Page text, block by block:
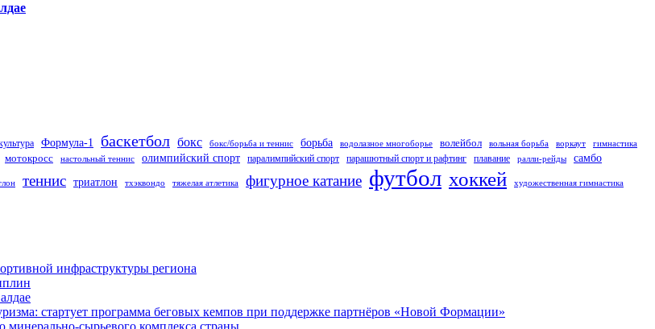
Формула-1 баскетбол бокс бокс/борьба и теннис борьба водолазное многоборье волейбол вольная борьба воркаут гимнастика
мотокросс настольный теннис олимпийский спорт паралимпийский спорт парашютный спорт и рафтинг плавание ралли-рейды
самбо
теннис триатлон тхэквондо тяжелая атлетика фигурное катание футбол хоккей художественная гимнастика
инфраструктуры региона
стартует программа беговых кемпов при поддержке партнёров «Новой Формации»